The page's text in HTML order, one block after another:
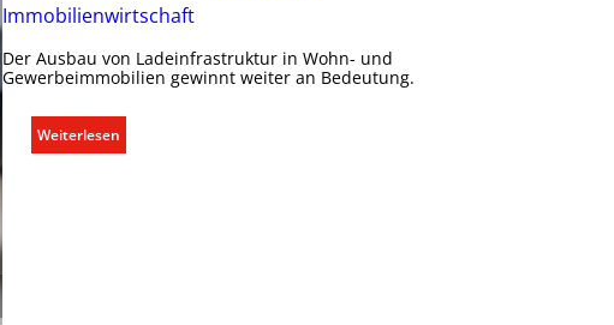
n
e
r
g
r
l
m
e
Immobilienwirtschaft
Der Ausbau von Ladeinfrastruktur in Wohn- und
Gewerbeimmobilien gewinnt weiter an Bedeutung.
Weiterlesen:
A